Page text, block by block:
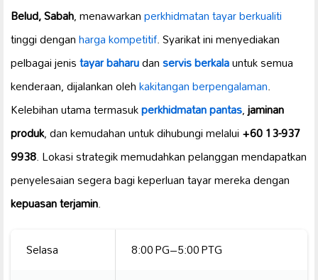
Belud, Sabah, menawarkanperkhidmatan tayar berkualiti
tinggi denganharga kompetitif. Syarikat ini menyediakan
pelbagai jenistayar baharudanservis berkalauntuk semua
kenderaan, dijalankan olehkakitangan berpengalaman.
Kelebihan utama termasukperkhidmatan pantas,jaminan
produk, dan kemudahan untuk dihubungi melalui+60 13-937
9938. Lokasi strategik memudahkan pelanggan mendapatkan
penyelesaian segera bagi keperluan tayar mereka dengan
kepuasan terjamin.
Selasa
8:00 PG–5:00 PTG